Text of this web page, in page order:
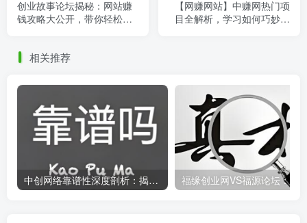
创业故事论坛揭秘：网站赚
钱攻略大公开，带你轻松盈
【网赚网站】中赚网热门项
目全解析，学习如何巧妙创
相关推荐
中创网络靠谱性深度剖析：揭开真相，中创网究竟是不是骗子？